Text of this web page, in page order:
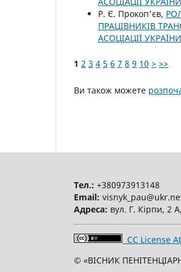
Р. Є. Прокоп'єв,
ПРАЦІВНИКІВ
АСОЦІАЦІЇ УКРАЇНИ
1 2 3 4 5 6 7 8 9 10 > >>
Ви також можете
Тел.: +380973913148
Email:
Адреса: вул. Г. Кірпи, 2
CC License
© «ВІСНИК